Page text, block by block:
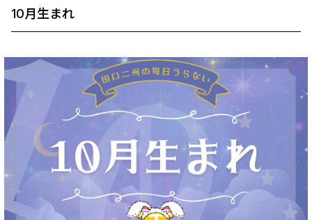
10月生まれ